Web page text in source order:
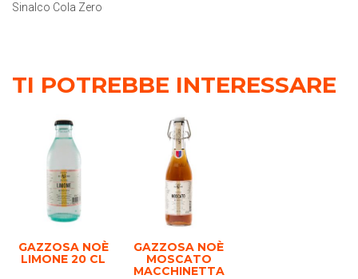
Sinalco Cola Zero
TI POTREBBE INTERESSARE
GAZZOSA NOÈ
LIMONE 20 CL
GAZZOSA NOÈ
MOSCATO
MACCHINETTA